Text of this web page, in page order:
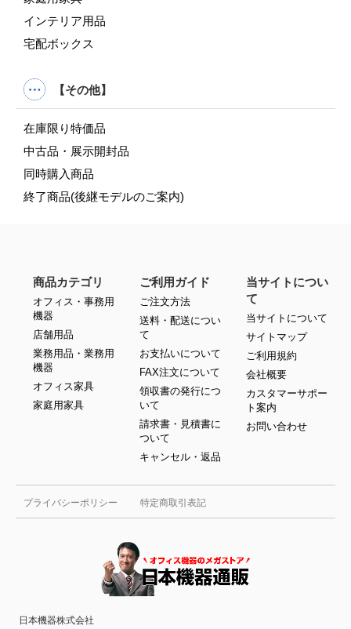
インテリア用品
宅配ボックス
【その他】
在庫限り特価品
中古品・展示開封品
同時購入商品
終了商品(後継モデルのご案内)
プライバシーポリシー 特定商取引表記
日本機器株式会社
商品カテゴリ
オフィス・事務用
機器
店舗用品
業務用品・業務用
機器
オフィス家具
家庭用家具
ご利用ガイド
ご注文方法
送料・配送につい
て
お支払いについて
FAX注文について
領収書の発行につ
いて
請求書・見積書に
ついて
キャンセル・返品
当サイトについ
て
当サイトについて
サイトマップ
ご利用規約
会社概要
カスタマーサポー
ト案内
お問い合わせ